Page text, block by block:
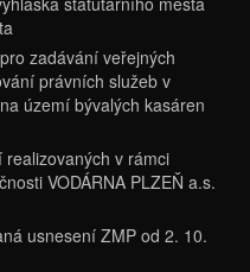
zadávání veřejných
právních služeb v
území bývalých kasáren
v rámci
VODÁRNA PLZEŇ a.s.
usnesení ZMP od 2. 10.